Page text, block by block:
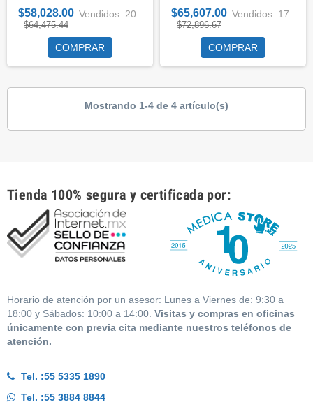
Vendidos: 20
$58,028.00
$64,475.44
COMPRAR
Vendidos: 17
$65,607.00
$72,896.67
COMPRAR
Mostrando 1-4 de 4 artículo(s)
Tienda 100% segura y certificada por:
Horario de atención por un asesor: Lunes a Viernes de: 9:30 a
18:00 y Sábados: 10:00 a 14:00. Visitas y compras en oficinas
únicamente con previa cita mediante nuestros teléfonos de
atención.
Tel. :55 5335 1890
Tel. :55 3884 8844